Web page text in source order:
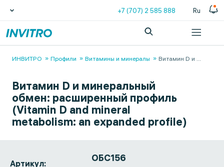
+7 (707) 2 585 888 Ru
ИНВИТРО Профили Витамины и минералы Витамин D и ...
Витамин D и минеральный
обмен: расширенный профиль
(Vitamin D and mineral
metabolism: an expanded profile)
Артикул: ОБС156